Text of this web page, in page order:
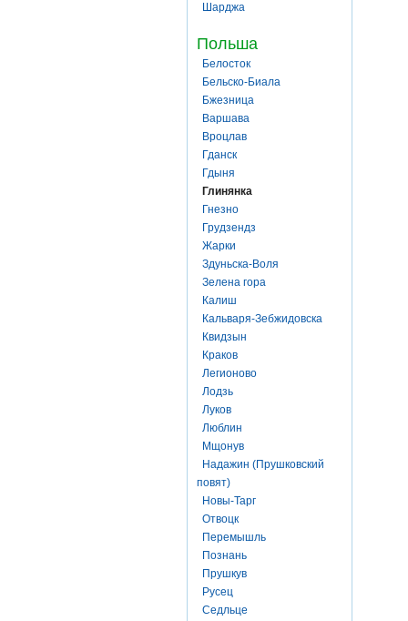
Шарджа
Польша
Белосток
Бельско-Биала
Бжезница
Варшава
Вроцлав
Гданск
Гдыня
Глинянка
Гнезно
Грудзендз
Жарки
Здуньска-Воля
Зелена гора
Калиш
Кальваря-Зебжидовска
Квидзын
Краков
Легионово
Лодзь
Луков
Люблин
Мщонув
Надажин (Прушковский
повят)
Новы-Тарг
Отвоцк
Перемышль
Познань
Прушкув
Русец
Седльце